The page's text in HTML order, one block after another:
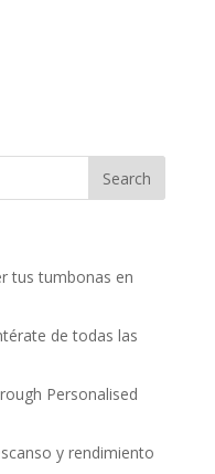
tus tumbonas en
de todas las
Personalised
y rendimiento